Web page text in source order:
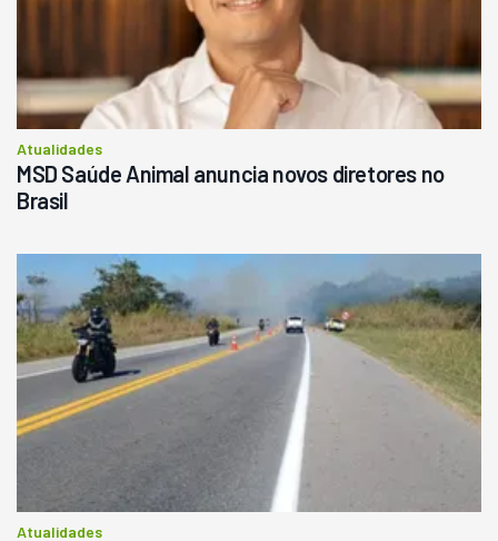
Atualidades
MSD Saúde Animal anuncia novos diretores no
Brasil
Atualidades